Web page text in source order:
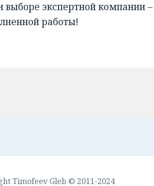
экспертной компании –
работы!
Timofeev Gleb © 2011-2024